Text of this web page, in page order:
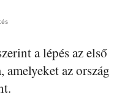
a lépés az első
amelyeket az ország